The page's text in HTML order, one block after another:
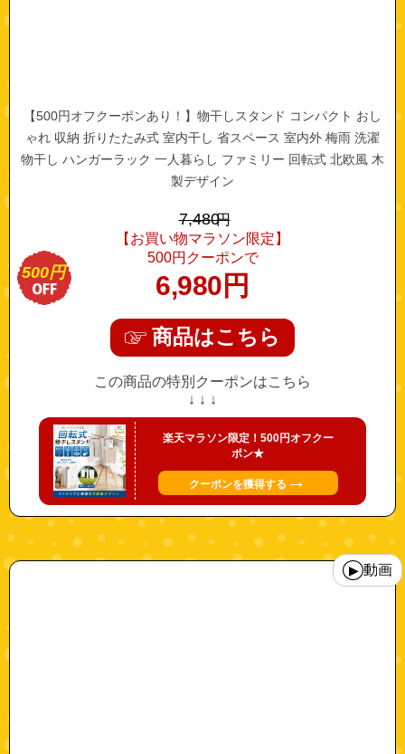
【500円オフクーポンあり！】物干しスタンド コンパクト おし
ゃれ 収納 折りたたみ式 室内干し 省スペース 室内外 梅雨 洗濯
物干し ハンガーラック 一人暮らし ファミリー 回転式 北欧風 木
製デザイン
7,480円
【お買い物マラソン限定】
500円クーポンで
6,980 円
500円
楽天マラソン限定！500円オフクー
ポン★
クーポンを獲得する →
この商品の特別クーポンはこちら
↓ ↓ ↓
商品はこちら
"newkidstravelmini"
▶ 動画